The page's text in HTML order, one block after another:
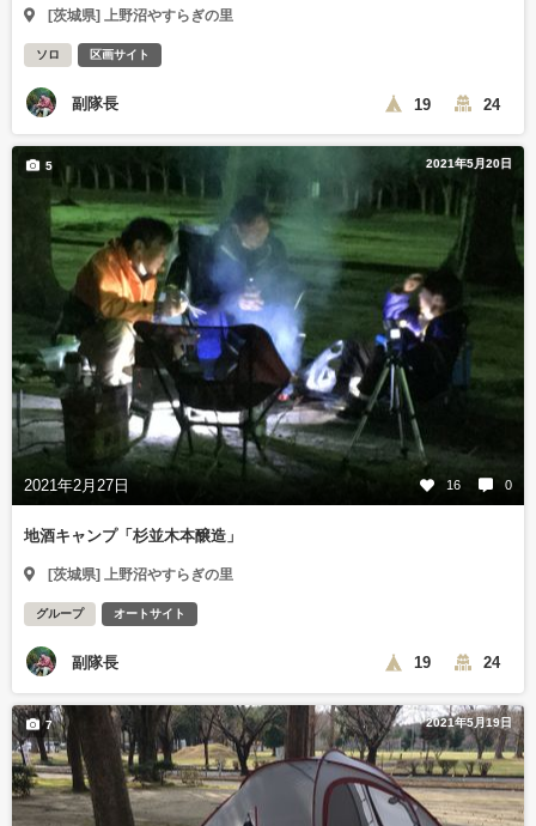
[茨城県] 上野沼やすらぎの里
ソロ 区画サイト
副隊長 19 24
2021年5月20日
2021年2月27日 16 0
5
地酒キャンプ「杉並木本醸造」
[茨城県] 上野沼やすらぎの里
グループ オートサイト
副隊長 19 24
2021年5月19日
7